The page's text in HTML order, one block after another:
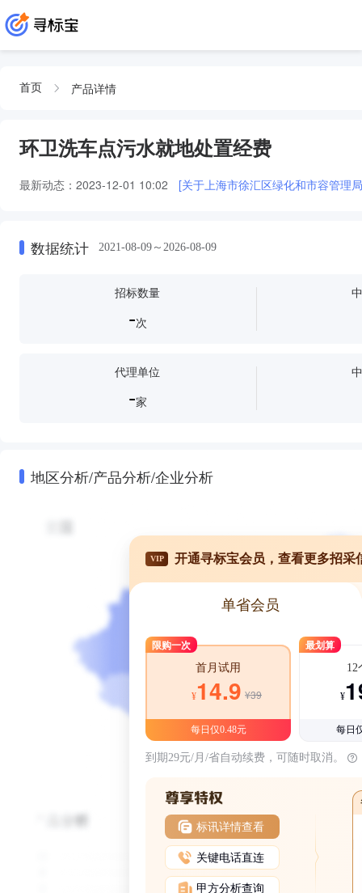
首页 产品详情
环卫洗车点污水就地处置经费
最新动态： 2023-12-01 10:02 [关于上海市徐汇区绿化和市容管理
数据统计 2021-08-09～2026-08-09
招标数量
-次
代理单位
-家
地区分析/产品分析/企业分析
VIP 开通寻标宝会员，查看更多招采
单省会员
限购一次
首月试用
¥14.9 ¥39
每日仅0.48元
最划算
12
¥
每日
到期29元/月/省自动续费，可随时取消。
标讯详情查看
关键电话直连
甲方分析查询